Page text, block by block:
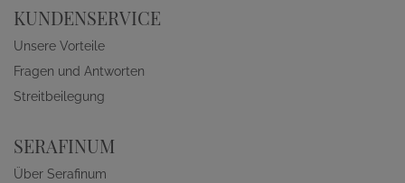
KUNDENSERVICE
Unsere Vorteile
Fragen und Antworten
Streitbeilegung
SERAFINUM
Über Serafinum